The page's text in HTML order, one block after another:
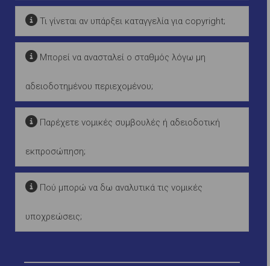
Τι γίνεται αν υπάρξει καταγγελία για copyright;
Μπορεί να ανασταλεί ο σταθμός λόγω μη
αδειοδοτημένου περιεχομένου;
Παρέχετε νομικές συμβουλές ή αδειοδοτική
εκπροσώπηση;
Πού μπορώ να δω αναλυτικά τις νομικές
υποχρεώσεις;